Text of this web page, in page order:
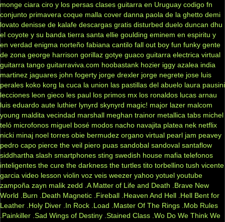
monge ciara ciro y los persas clases guitarra en Uruguay codigo fn
conjunto primavera coque malla cover danna paola de la ghetto demi
lovato denisse de kalafe descargas gratis disturbed duelo duncan dhu
el coyote y su banda tierra santa ellie goulding eminem en espiritu y
en verdad enigma norteño fabiana cantilo fall out boy fun funky gente
de zona george harrison gorillaz gotye guaco guitarra electrica virtual
guitarra tango guitarraviva.com hoobastank hozier iggy azalea india
martinez jaguares john fogerty jorge drexler jorge negrete jose luis
perales koko korg la cuca la union las pastillas del abuelo laura pausini
lecciones leon gieco les paul los primos mx los ronaldos lucas arnau
luis eduardo aute luthier lynyrd skynyrd magic! major lazer malcom
young maldita vecindad marshall meghan trainor metallica tabs michel
teló microfonos miguel bosé modos nacho navajita platea nek netflix
nicki minaj noel torres obie bermudez organo virtual pearl jam peavey
pedro capo pierce the veil piero puas sandobal sandoval santaflow
siddhartha slash smartphones sting swedish house mafia telefonos
inteligentes the cure the darkness the turtles tito torbellino tush vicente
garcia video lesson violin voz veis weezer yahoo yotuel youtube
zampoña zayn malik zedd .A Matter of Life and Death
.Brave New
World
.Burn .Death Magnetic .Fireball .Heaven And Hell .Hell Bent for
Leather .Holy Diver .In Rock .Load .Master Of The Rings .Mob Rules
.Painkiller .Sad Wings of Destiny .Stained Class .Wo Do We Think We